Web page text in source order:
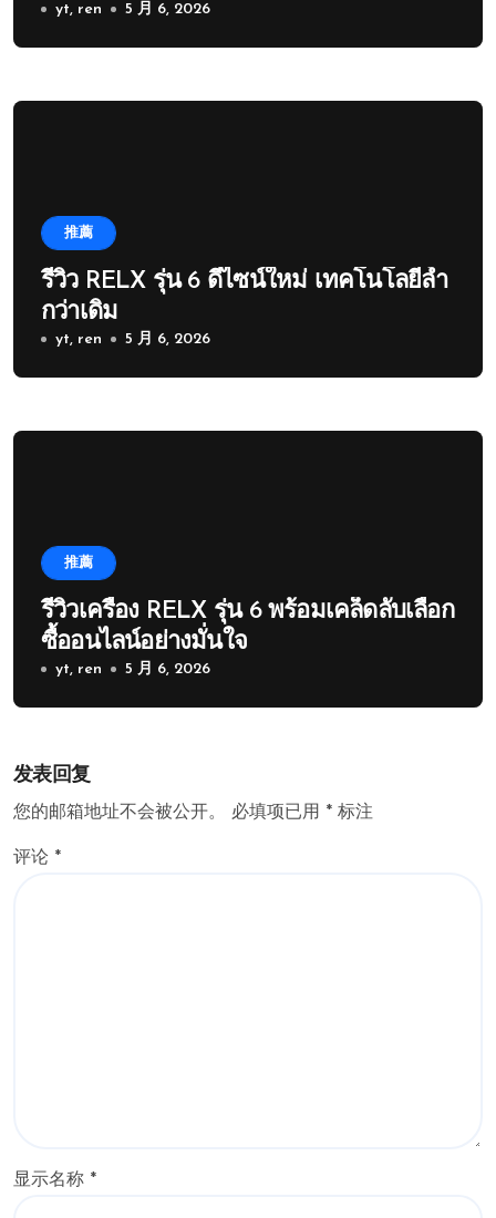
yt, ren 5 月 6, 2026
推薦
รีวิว RELX รุ่น 6 ดีไซน์ใหม่ เทคโนโลยีล้ำ
กว่าเดิม
yt, ren 5 月 6, 2026
推薦
รีวิวเครื่อง RELX รุ่น 6 พร้อมเคล็ดลับเลือก
ซื้ออนไลน์อย่างมั่นใจ
yt, ren 5 月 6, 2026
发表回复
您的邮箱地址不会被公开。 必填项已用 * 标注
评论 *
显示名称 *